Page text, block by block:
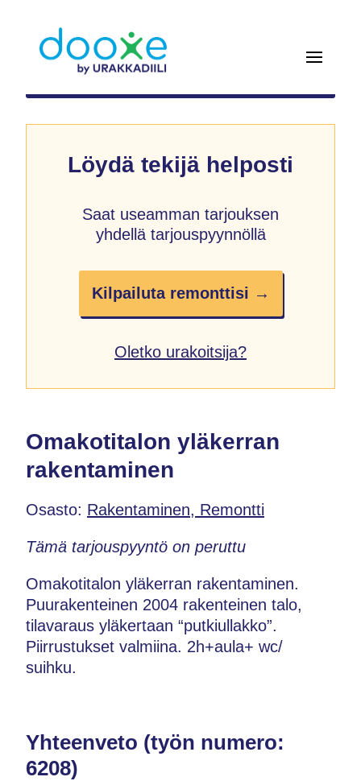
Löydä tekijä helposti
Saat useamman tarjouksen
yhdellä tarjouspyynnöllä
Kilpailuta remonttisi →
Oletko urakoitsija?
Omakotitalon yläkerran
rakentaminen
Osasto: Rakentaminen, Remontti
Tämä tarjouspyyntö on peruttu
Omakotitalon yläkerran rakentaminen.
Puurakenteinen 2004 rakenteinen talo,
tilavaraus yläkertaan “putkiullakko”.
Piirrustukset valmiina. 2h+aula+ wc/
suihku.
Yhteenveto (työn numero:
6208)